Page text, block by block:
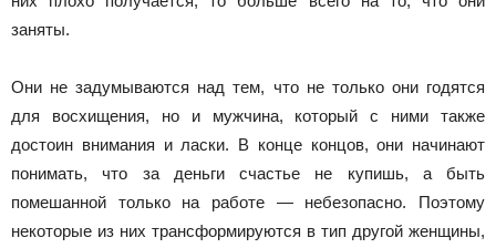
заняты.
Они не задумываются над тем, что не только они годятся
для восхищения, но и мужчина, который с ними также
достоин внимания и ласки. В конце концов, они начинают
понимать, что за деньги счастье не купишь, а быть
помешанной только на работе — небезопасно. Поэтому
некоторые из них трансформируются в тип другой женщины,